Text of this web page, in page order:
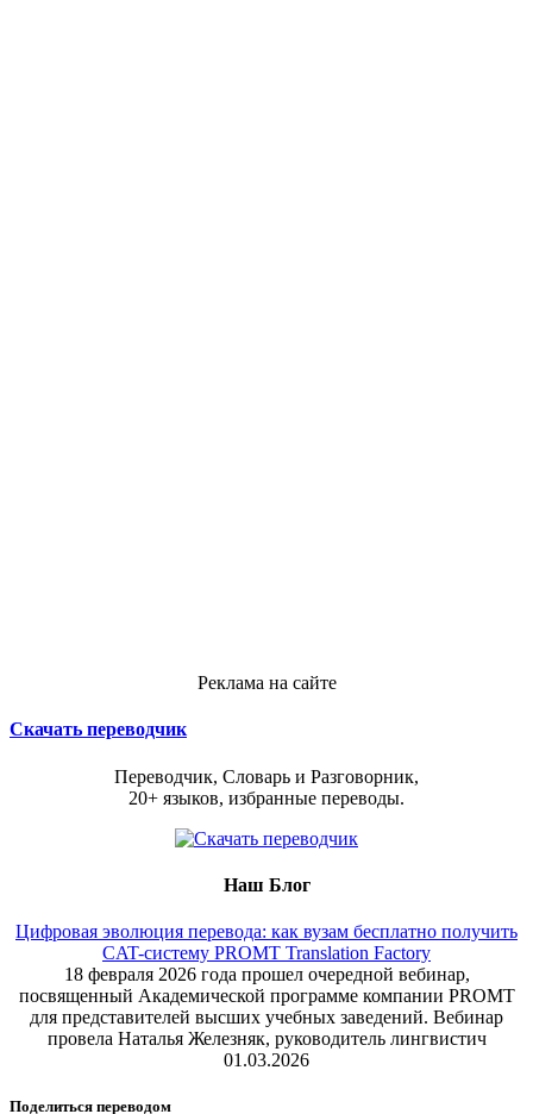
Реклама на сайте
Скачать переводчик
Переводчик, Словарь и Разговорник,
20+ языков, избранные переводы.
Наш Блог
Цифровая эволюция перевода: как вузам бесплатно получить
CAT-систему PROMT Translation Factory
18 февраля 2026 года прошел очередной вебинар,
посвященный Академической программе компании PROMT
для представителей высших учебных заведений. Вебинар
провела Наталья Железняк, руководитель лингвистич
01.03.2026
Поделиться переводом